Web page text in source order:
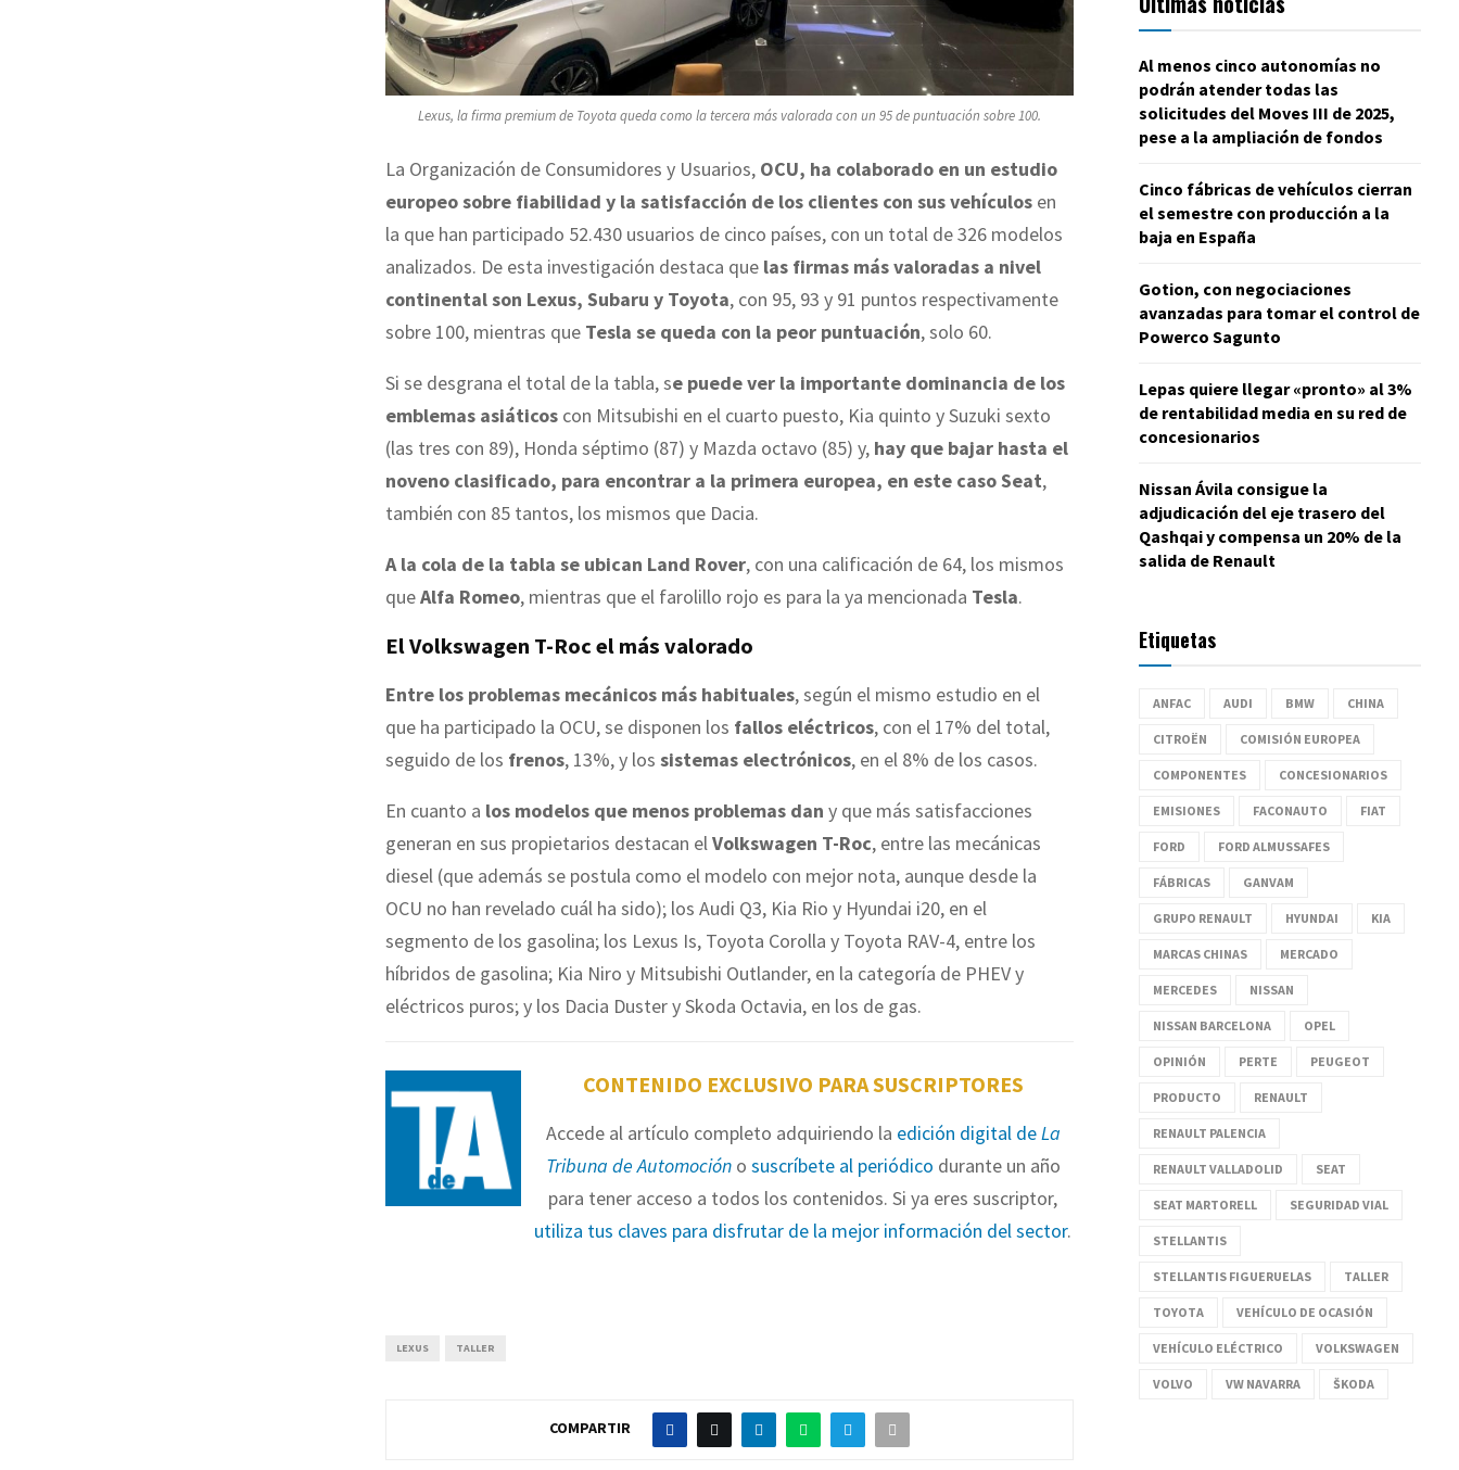
Lexus, la firma premium de Toyota queda como la tercera más valorada con un 95 de puntuación sobre 100.
La Organización de Consumidores y Usuarios, OCU, ha colaborado en un estudio
europeo sobre fiabilidad y la satisfacción de los clientes con sus vehículos en
la que han participado 52.430 usuarios de cinco países, con un total de 326 modelos
analizados. De esta investigación destaca que las firmas más valoradas a nivel
continental son Lexus, Subaru y Toyota, con 95, 93 y 91 puntos respectivamente
sobre 100, mientras que Tesla se queda con la peor puntuación, solo 60.
Si se desgrana el total de la tabla, se puede ver la importante dominancia de los
emblemas asiáticos con Mitsubishi en el cuarto puesto, Kia quinto y Suzuki sexto
(las tres con 89), Honda séptimo (87) y Mazda octavo (85) y, hay que bajar hasta el
noveno clasificado, para encontrar a la primera europea, en este caso Seat,
también con 85 tantos, los mismos que Dacia.
A la cola de la tabla se ubican Land Rover, con una calificación de 64, los mismos
queAlfa Romeo, mientras que el farolillo rojo es para la ya mencionada Tesla.
El Volkswagen T-Roc el más valorado
Entre los problemas mecánicos más habituales, según el mismo estudio en el
que ha participado la OCU, se disponen los fallos eléctricos, con el 17% del total,
seguido de los frenos, 13%, y los sistemas electrónicos, en el 8% de los casos.
En cuanto a los modelos que menos problemas dan y que más satisfacciones
generan en sus propietarios destacan elVolkswagen T-Roc, entre las mecánicas
diesel (que además se postula como el modelo con mejor nota, aunque desde la
OCU no han revelado cuál ha sido); los Audi Q3, Kia Rio y Hyundai i20, en el
segmento de los gasolina; los Lexus Is, Toyota Corolla y Toyota RAV-4, entre los
híbridos de gasolina; Kia Niro y Mitsubishi Outlander, en la categoría de PHEV y
eléctricos puros; y los Dacia Duster y Skoda Octavia, en los de gas.
CONTENIDO EXCLUSIVO PARA SUSCRIPTORES
Accede al artículo completo adquiriendo la edición digital deLa
Tribuna de Automocióno suscríbete al periódico durante un año
para tener acceso a todos los contenidos. Si ya eres suscriptor,
utiliza tus claves para disfrutar de la mejor información del sector.
LEXUS TALLER
COMPARTIR
Al menos cinco autonomías no
podrán atender todas las
solicitudes del Moves III de 2025,
pese a la ampliación de fondos
Cinco fábricas de vehículos cierran
el semestre con producción a la
baja en España
Gotion, con negociaciones
avanzadas para tomar el control de
Powerco Sagunto
Lepas quiere llegar «pronto» al 3%
de rentabilidad media en su red de
concesionarios
Nissan Ávila consigue la
adjudicación del eje trasero del
Qashqai y compensa un 20% de la
salida de Renault
Etiquetas
ANFAC AUDI BMW CHINA
CITROËN COMISIÓN EUROPEA
COMPONENTES CONCESIONARIOS
EMISIONES FACONAUTO FIAT
FORD FORD ALMUSSAFES
FÁBRICAS GANVAM
GRUPO RENAULT HYUNDAI KIA
MARCAS CHINAS MERCADO
MERCEDES NISSAN
NISSAN BARCELONA OPEL
OPINIÓN PERTE PEUGEOT
PRODUCTO RENAULT
RENAULT PALENCIA
RENAULT VALLADOLID SEAT
SEAT MARTORELL SEGURIDAD VIAL
STELLANTIS
STELLANTIS FIGUERUELAS TALLER
TOYOTA VEHÍCULO DE OCASIÓN
VEHÍCULO ELÉCTRICO VOLKSWAGEN
VOLVO VW NAVARRA ŠKODA